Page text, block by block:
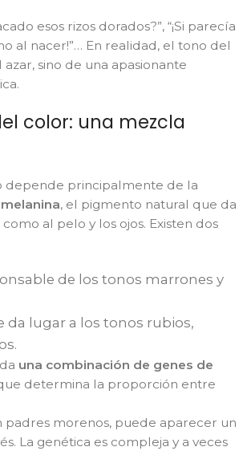
esos rizos dorados?”, “¡Si parecía
al nacer!”… En realidad, el tono del
sino de una apasionante
color: una mezcla
depende principalmente de la
, el pigmento natural que da
al pelo y los ojos. Existen dos
de los tonos marrones y
da lugar a los tonos rubios,
una combinación de genes de
determina la proporción entre
padres morenos, puede aparecer un
La genética es compleja y a veces